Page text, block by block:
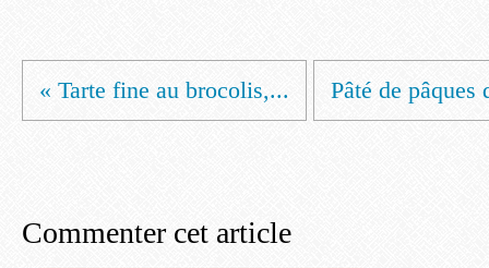
« Tarte fine au brocolis,... Pâté de pâques
Commenter cet article